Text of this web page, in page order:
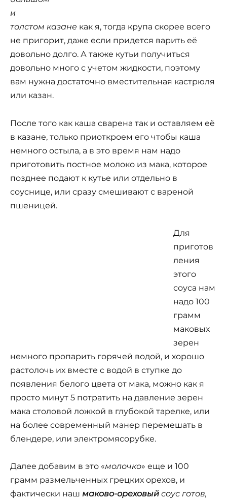
и
толстом казане как я, тогда крупа скорее всего
не пригорит, даже если придется варить её
довольно долго. А также кутьи получиться
довольно много с учетом жидкости, поэтому
вам нужна достаточно вместительная кастрюля
или казан.
После того как каша сварена так и оставляем её
в казане, только приоткроем его чтобы каша
немного остыла, а в это время нам надо
приготовить постное молоко из мака, которое
позднее подают к кутье или отдельно в
соуснице, или сразу смешивают с вареной
пшеницей.
Для
приготов
ления
этого
соуса нам
надо 100
грамм
маковых
зерен
немного пропарить горячей водой, и хорошо
растолочь их вместе с водой в ступке до
появления белого цвета от мака, можно как я
просто минут 5 потратить на давление зерен
мака столовой ложкой в глубокой тарелке, или
на более современный манер перемешать в
блендере, или электромясорубке.
Далее добавим в это «молочко» еще и 100
грамм размельченных грецких орехов, и
фактически наш маково-ореховый соус готов,